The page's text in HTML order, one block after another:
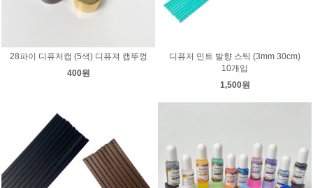
28파이 디퓨저캡 (5색) 디퓨져 캡뚜껑
400원
디퓨저 민트 발향 스틱 (3mm 30cm)
10개입
1,500원